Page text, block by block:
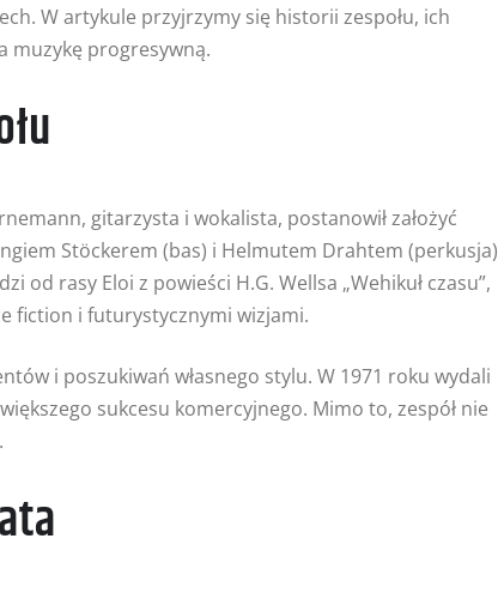
W artykule przyjrzymy się historii zespołu, ich
muzykę progresywną.
gitarzysta i wokalista, postanowił założyć
Stöckerem (bas) i Helmutem Drahtem (perkusja)
od rasy Eloi z powieści H.G. Wellsa „Wehikuł czasu”,
fiction i futurystycznymi wizjami.
i poszukiwań własnego stylu. W 1971 roku wydali
sukcesu komercyjnego. Mimo to, zespół nie